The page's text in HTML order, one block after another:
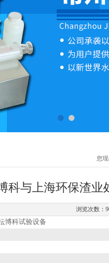
您现
科与上海环保渣业
浏览次数：
博科试验设备